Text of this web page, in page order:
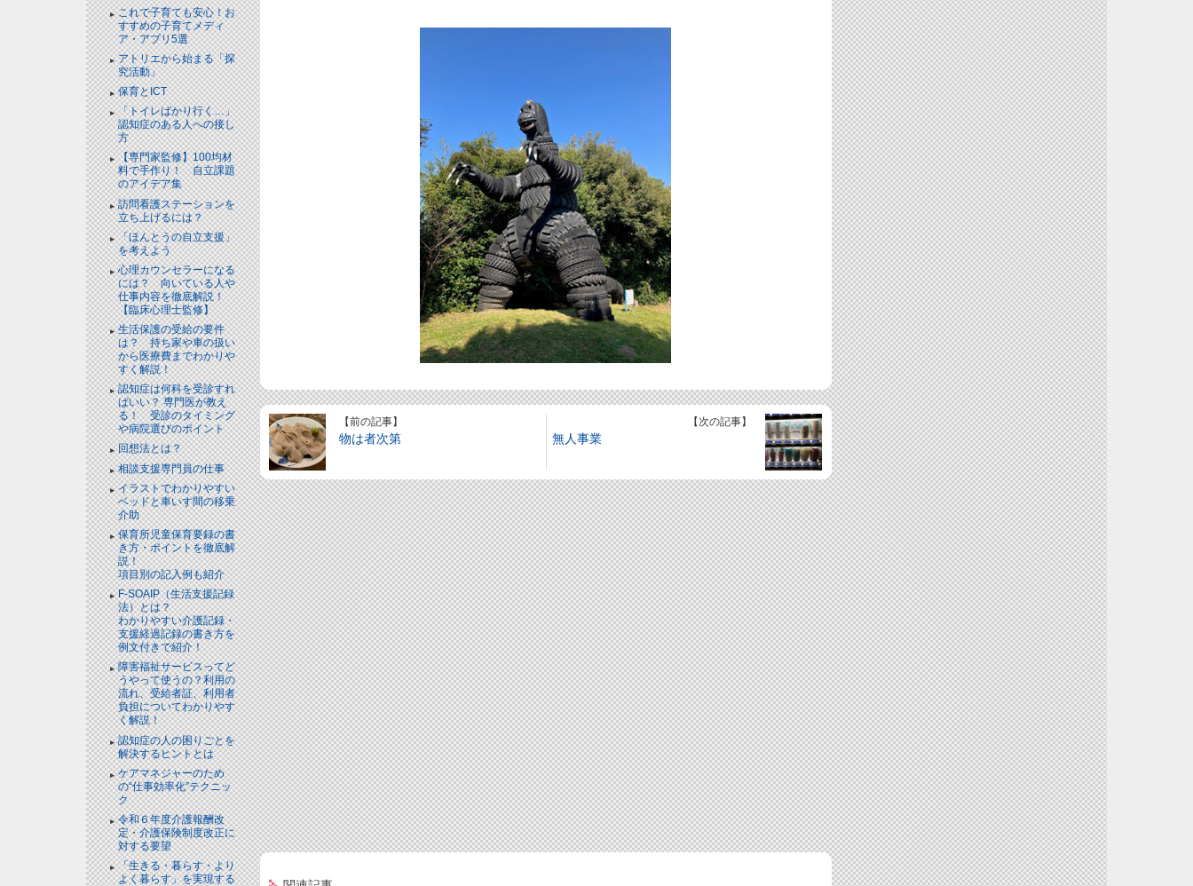
これで子育ても安心！お
すすめの子育てメディ
ア・アプリ5選
アトリエから始まる「探
究活動」
保育とICT
「トイレばかり行く…」
認知症のある人への接し
方
【専門家監修】100均材
料で手作り！ 自立課題
のアイデア集
訪問看護ステーションを
立ち上げるには？
「ほんとうの自立支援」
を考えよう
心理カウンセラーになる
には？ 向いている人や
仕事内容を徹底解説！
【臨床心理士監修】
生活保護の受給の要件
は？ 持ち家や車の扱い
から医療費までわかりや
すく解説！
認知症は何科を受診すれ
ばいい？ 専門医が教え
る！ 受診のタイミング
や病院選びのポイント
回想法とは？
相談支援専門員の仕事
イラストでわかりやすい
ベッドと⾞いす間の移乗
介助
保育所児童保育要録の書
き方・ポイントを徹底解
説！
項目別の記入例も紹介
F-SOAIP（生活支援記録
法）とは？
わかりやすい介護記録・
支援経過記録の書き方を
例文付きで紹介！
障害福祉サービスってど
うやって使うの？利用の
流れ、受給者証、利用者
負担についてわかりやす
く解説！
認知症の人の困りごとを
解決するヒントとは
ケアマネジャーのため
の“仕事効率化”テクニッ
ク
令和６年度介護報酬改
定・介護保険制度改正に
対する要望
「生きる・暮らす・より
よく暮らす」を実現する
【前の記事】
物は者次第
【次の記事】
無人事業